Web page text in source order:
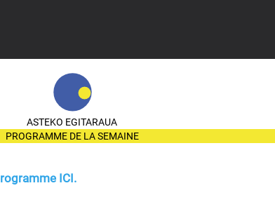
ASTEKO EGITARAUA
PROGRAMME DE LA SEMAINE
ICI.